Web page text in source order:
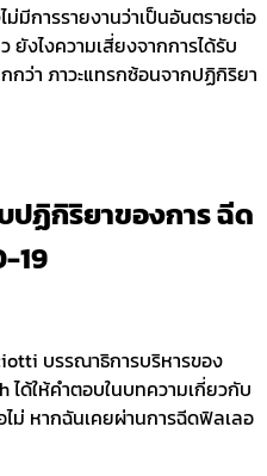
มีการรายงานว่าเป็นอันตรายต่อ
ยังไงความเสี่ยงจากการได้รับ
กว่า ภาวะแทรกซ้อนจากปฏิกิริยา
ฏิกิริยาของการ ฉีด
19
บรรณาธิการบริหารของ
ได้ให้คำตอบในบทความเกี่ยวกับ
ไม่ หากฉันเคยผ่านการฉีดฟิลเลอ